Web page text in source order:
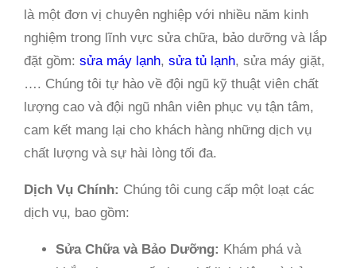
là một đơn vị chuyên nghiệp với nhiều năm kinh
nghiệm trong lĩnh vực sửa chữa, bảo dưỡng và lắp
đặt gồm: sửa máy lạnh, sửa tủ lạnh, sửa máy giặt,
…. Chúng tôi tự hào về đội ngũ kỹ thuật viên chất
lượng cao và đội ngũ nhân viên phục vụ tận tâm,
cam kết mang lại cho khách hàng những dịch vụ
chất lượng và sự hài lòng tối đa.
Dịch Vụ Chính: Chúng tôi cung cấp một loạt các
dịch vụ, bao gồm:
Sửa Chữa và Bảo Dưỡng: Khám phá và